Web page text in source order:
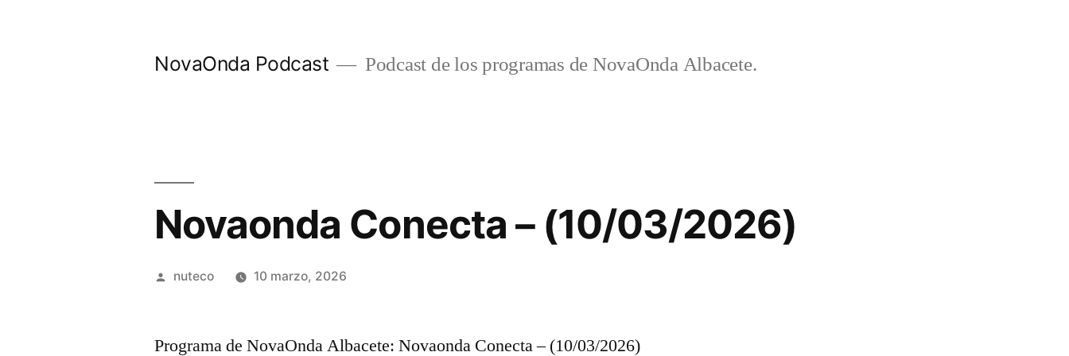
NovaOnda Podcast Podcast de los programas de NovaOnda Albacete.
Novaonda Conecta – (10/03/2026)
Publicada
nuteco 10 marzo, 2026
Programa de NovaOnda Albacete: Novaonda Conecta – (10/03/2026)